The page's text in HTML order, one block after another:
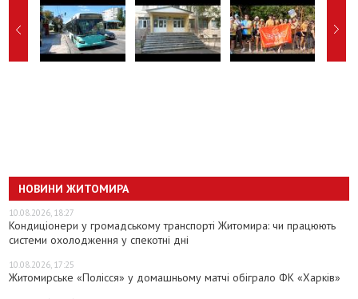
НОВИНИ ЖИТОМИРА
10.08.2026, 18:27
Кондиціонери у громадському транспорті Житомира: чи працюють
системи охолодження у спекотні дні
10.08.2026, 17:25
Житомирське «Полісся» у домашньому матчі обіграло ФК «Харків»